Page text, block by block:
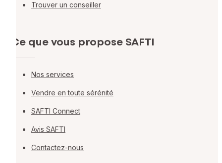
Trouver un conseiller
Ce que vous propose SAFTI
Nos services
Vendre en toute sérénité
SAFTI Connect
Avis SAFTI
Contactez-nous